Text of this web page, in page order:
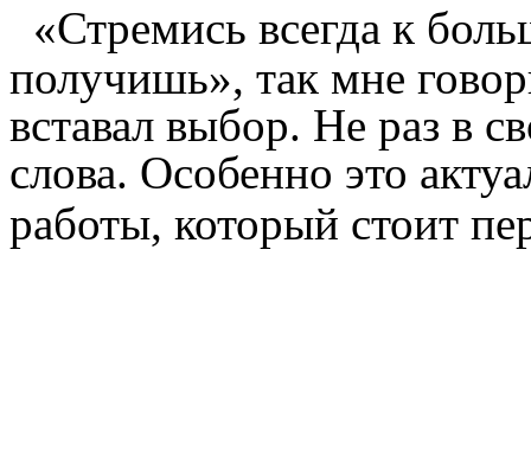
«Стремись всегда к
получишь», так мне
вставал выбор. Не раз в
слова. Особенно это
работы, который стоит